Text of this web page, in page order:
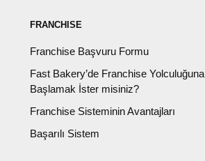
FRANCHISE
Franchise Başvuru Formu
Fast Bakery’de Franchise Yolculuğuna
Başlamak İster misiniz?
Franchise Sisteminin Avantajları
Başarılı Sistem